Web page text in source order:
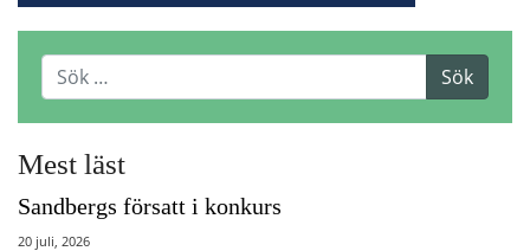
Mest läst
Sandbergs försatt i konkurs
20 juli, 2026